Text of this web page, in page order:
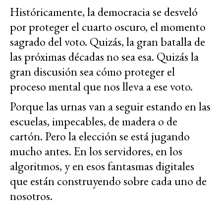
Históricamente, la democracia se desveló
por proteger el cuarto oscuro, el momento
sagrado del voto. Quizás, la gran batalla de
las próximas décadas no sea esa. Quizás la
gran discusión sea cómo proteger el
proceso mental que nos lleva a ese voto.
Porque las urnas van a seguir estando en las
escuelas, impecables, de madera o de
cartón. Pero la elección se está jugando
mucho antes. En los servidores, en los
algoritmos, y en esos fantasmas digitales
que están construyendo sobre cada uno de
nosotros.